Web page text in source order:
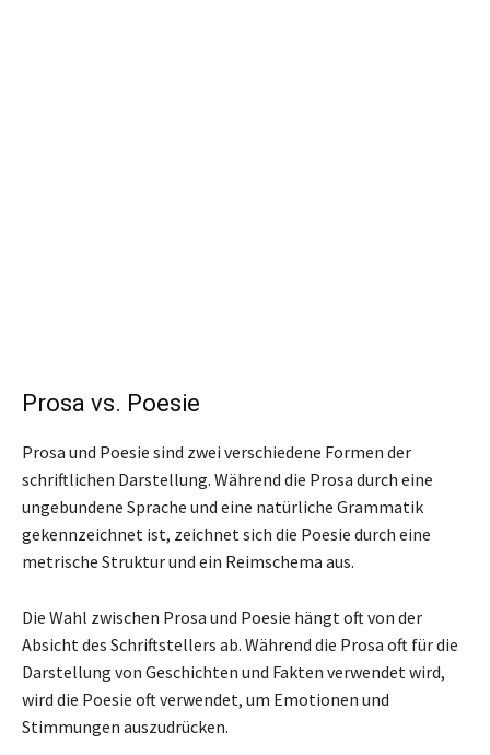
Prosa vs. Poesie
Prosa und Poesie sind zwei verschiedene Formen der
schriftlichen Darstellung. Während die Prosa durch eine
ungebundene Sprache und eine natürliche Grammatik
gekennzeichnet ist, zeichnet sich die Poesie durch eine
metrische Struktur und ein Reimschema aus.
Die Wahl zwischen Prosa und Poesie hängt oft von der
Absicht des Schriftstellers ab. Während die Prosa oft für die
Darstellung von Geschichten und Fakten verwendet wird,
wird die Poesie oft verwendet, um Emotionen und
Stimmungen auszudrücken.